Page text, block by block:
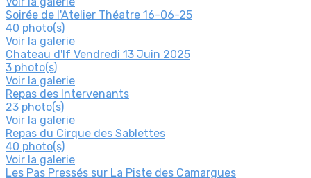
Soirée de l'Atelier Théatre 16-06-25
40 photo(s)
Voir la galerie
Chateau d'If Vendredi 13 Juin 2025
3 photo(s)
Voir la galerie
Repas des Intervenants
23 photo(s)
Voir la galerie
Repas du Cirque des Sablettes
40 photo(s)
Voir la galerie
Les Pas Pressés sur La Piste des Camargues